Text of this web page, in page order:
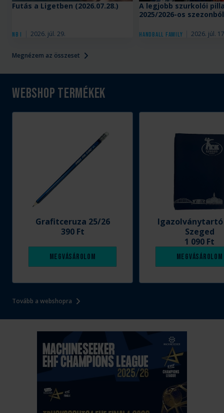
Megnézem az összeset
NB I 2026. júl. 29.
Futás a Ligetben (2026.07.28.)
Handball Family 2026. júl.
A legjobb szurkolói
2025/2026-os szezonból
Webshop termékek
Tovább a webshopra
Grafitceruza 25/26
390 Ft
Megvásárolom
Szeged
1 090 Ft
Megvásárolom